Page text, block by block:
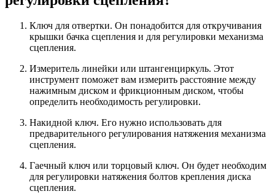
Ключ для отвертки. Он понадобится для откручивания
крышки бачка сцепления и для регулировки механизма
сцепления.
Измеритель линейки или штангенциркуль. Этот
инструмент поможет вам измерить расстояние между
нажимным диском и фрикционным диском, чтобы
определить необходимость регулировки.
Накидной ключ. Его нужно использовать для
предварительного регулирования натяжения механизма
сцепления.
Гаечный ключ или торцовый ключ. Он будет необходим
для регулировки натяжения болтов крепления диска
сцепления.